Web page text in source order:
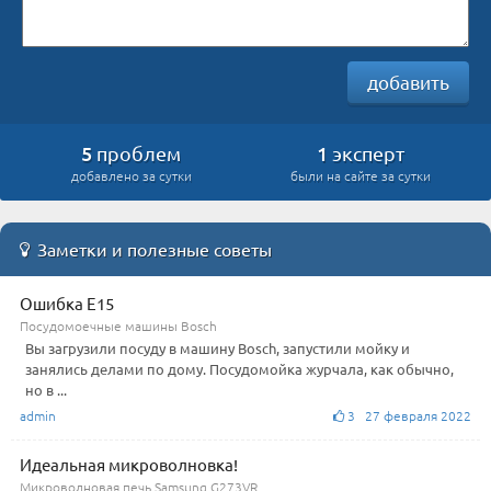
добавить
5 проблем
добавлено за сутки
1 эксперт
были на сайте за сутки
Заметки и полезные советы
Ошибка E15
Посудомоечные машины Bosch
Вы загрузили посуду в машину Bosch, запустили мойку и
занялись делами по дому. Посудомойка журчала, как обычно,
но в ...
admin 3 27 февраля 2022
Идеальная микроволновка!
Микроволновая печь Samsung G273VR